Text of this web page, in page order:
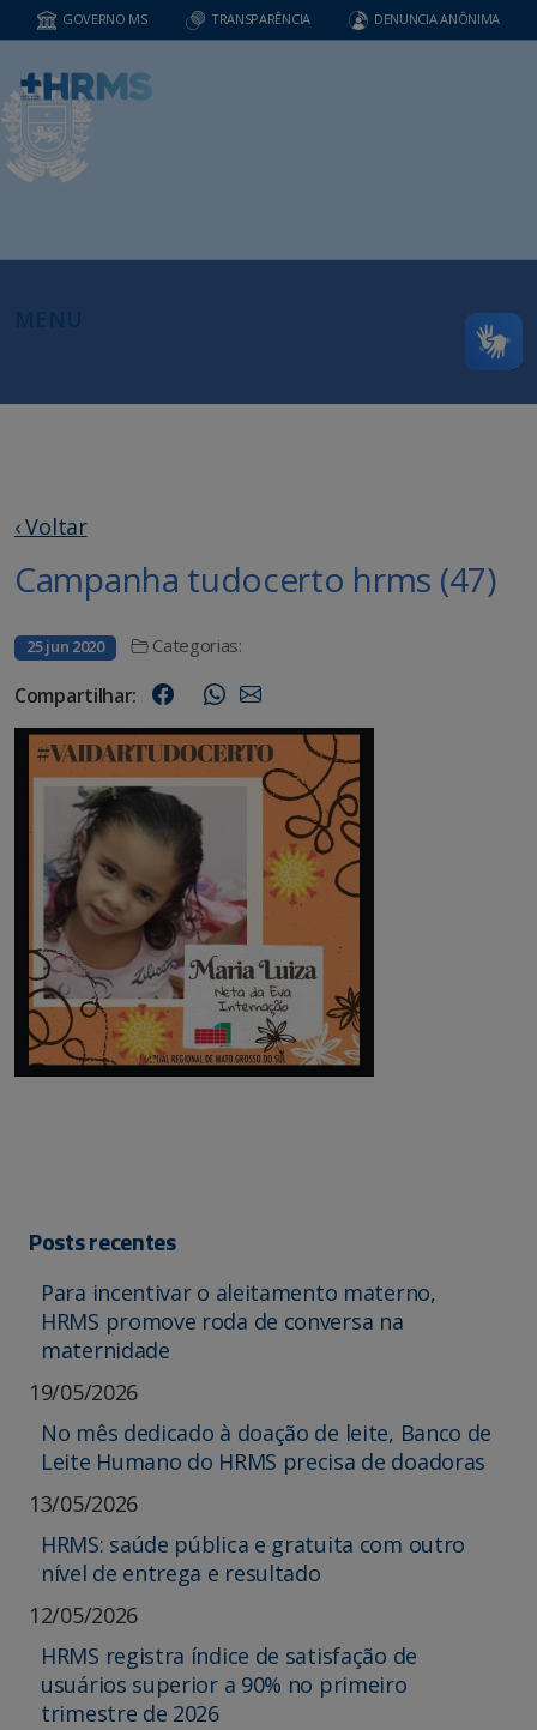
GOVERNO MS TRANSPARÊNCIA DENUNCIA ANÔNIMA
‹ Voltar
Campanha tudocerto hrms (47)
25 jun 2020 Categorias:
Compartilhar:
Posts recentes
Para incentivar o aleitamento materno,
HRMS promove roda de conversa na
maternidade
19/05/2026
No mês dedicado à doação de leite, Banco de
Leite Humano do HRMS precisa de doadoras
13/05/2026
HRMS: saúde pública e gratuita com outro
nível de entrega e resultado
12/05/2026
HRMS registra índice de satisfação de
usuários superior a 90% no primeiro
trimestre de 2026